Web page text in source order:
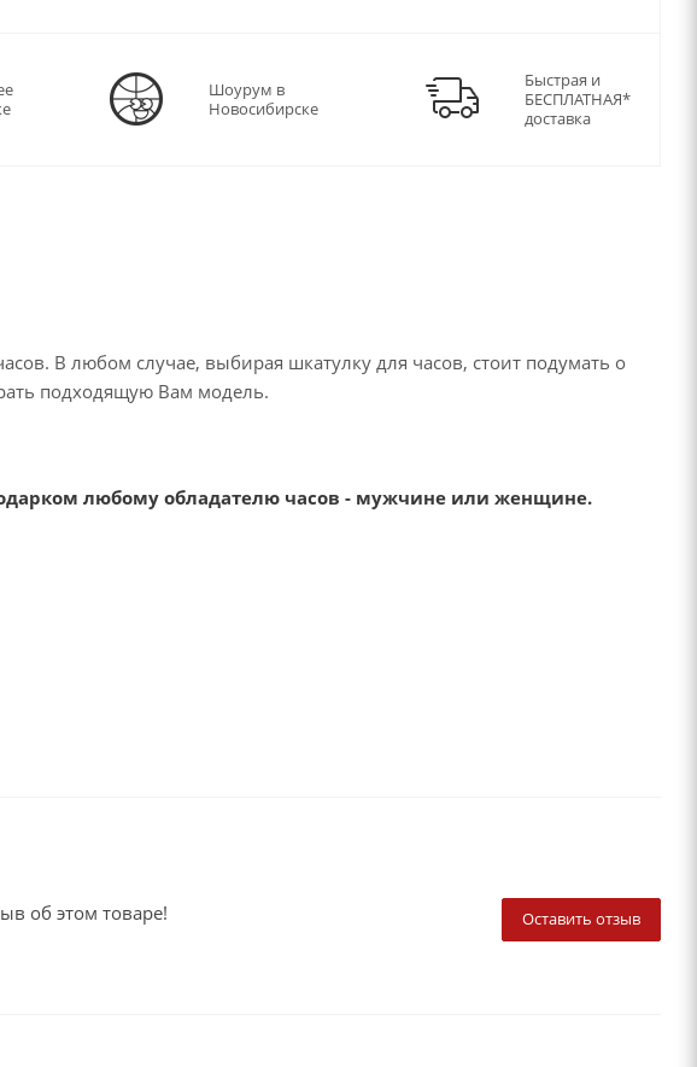
Шоурум в
Новосибирске
Быстрая и
БЕСПЛАТНАЯ*
доставка
В любом случае, выбирая шкатулку для часов, стоит подумать о
подходящую Вам модель.
любому обладателю часов - мужчине или женщине.
Оставить отзыв
об этом товаре!